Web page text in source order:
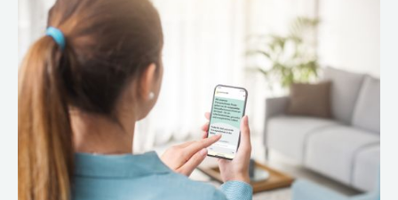
Jetzt neu!
Mikronährstoff-
Seminare